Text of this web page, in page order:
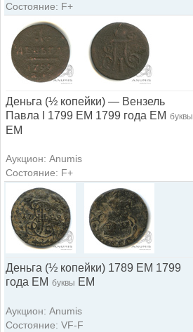
Состояние: F+
Деньга (½ копейки) — Вензель
Павла I 1799 ЕМ 1799 года ЕМ буквы
ЕМ
Аукцион: Anumis
Состояние: F+
Деньга (½ копейки) 1789 ЕМ 1799
года ЕМ буквы ЕМ
Аукцион: Anumis
Состояние: VF-F